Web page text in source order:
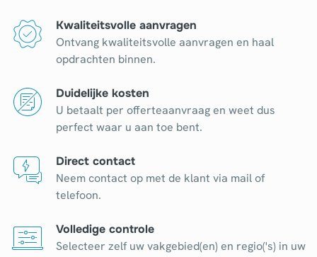
Kwaliteitsvolle aanvragen
Ontvang kwaliteitsvolle aanvragen en haal
opdrachten binnen.
Duidelijke kosten
U betaalt per offerteaanvraag en weet dus
perfect waar u aan toe bent.
Direct contact
Neem contact op met de klant via mail of
telefoon.
Volledige controle
Selecteer zelf uw vakgebied(en) en regio('s) in uw